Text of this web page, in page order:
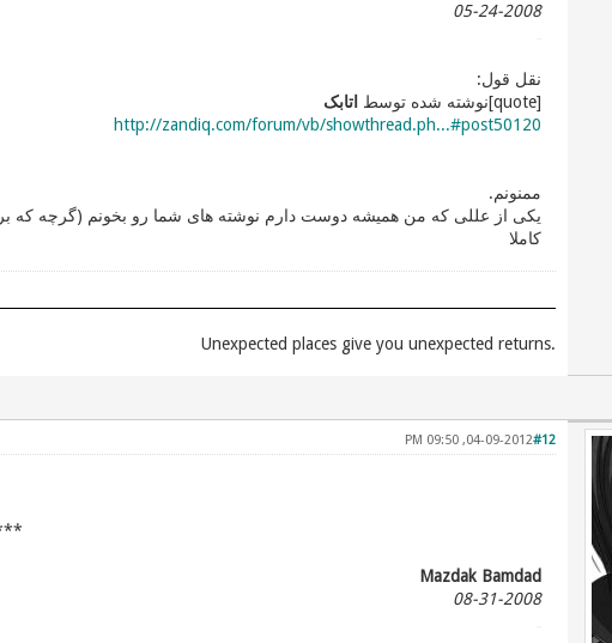
05-24-2008
نقل قول:
[quote]نوشته شده توسط
اتابک
http://zandiq.com/forum/vb/showthread.ph...#post50120
ممنونم.
یکی از عللی که من همیشه دوست دارم نوشته های شما رو بخونم (گرچه که
کاملا
.Unexpected places give you unexpected returns
#12
04-09-2012, 09:50 PM
Mazdak Bamdad
08-31-2008